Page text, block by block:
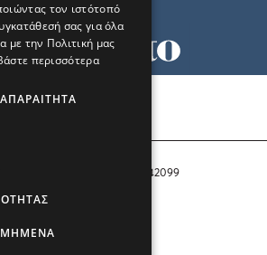
Πιστοποίησης Μ.Η.Τ. 242099
© 2026 Το Μανιφέστο
τον ιστότοπό
σας για όλα
την Πολιτική μας
περισσότερα